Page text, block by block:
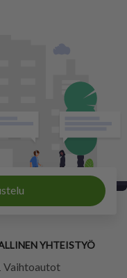
YHTEISTYÖ
Vaihtoautot